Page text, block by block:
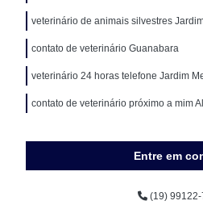
veterinário de animais silvestres
contato de veterinário Guanabara
veterinário 24 horas telefone Jardim
contato de veterinário próximo a mim
Entre em
(19) 99122-